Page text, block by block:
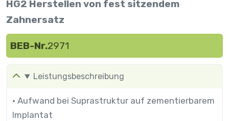
HG2 Herstellen von fest sitzendem
Zahnersatz
BEB-Nr.2971
Leistungsbeschreibung
• Aufwand bei Suprastruktur auf zementierbarem
Implantat